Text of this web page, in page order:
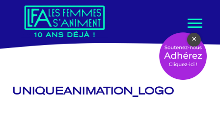
contenu
UNIQUEANIMATION_LOGO
×